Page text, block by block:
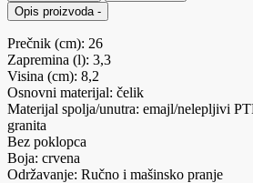
Opis proizvoda -
Prečnik (cm): 26
Zapremina (l): 3,3
Visina (cm): 8,2
Osnovni materijal: čelik
Materijal spolja/unutra: emajl/nelepljivi
granita
Bez poklopca
Boja: crvena
Održavanje: Ručno i mašinsko pranje